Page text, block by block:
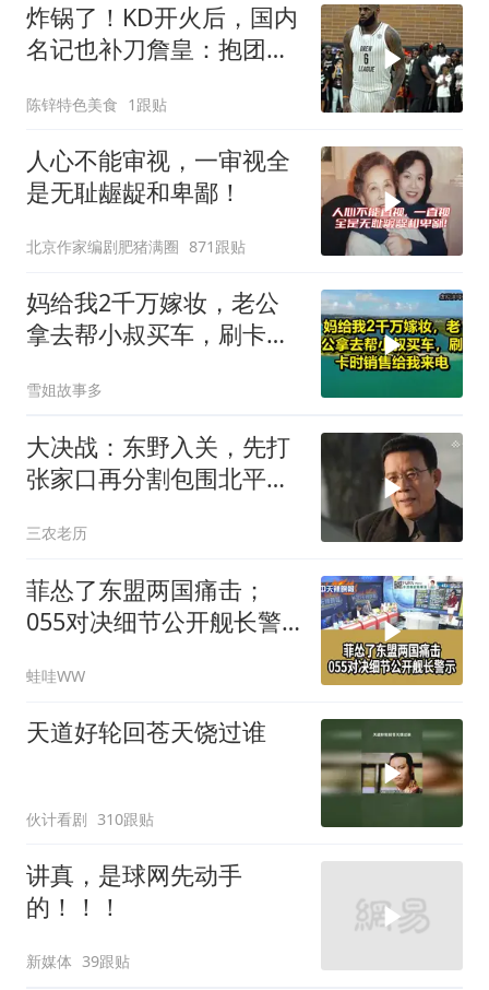
炸锅了！KD开火后，国内
名记也补刀詹皇：抱团无
陈锌特色美食 1跟贴
人心不能审视，一审视全
是无耻龌龊和卑鄙！
北京作家编剧肥猪满圈 871跟贴
妈给我2千万嫁妆，老公
拿去帮小叔买车，刷卡时
雪姐故事多
大决战：东野入关，先打
张家口再分割包围北平，
三农老历
菲怂了东盟两国痛击；
055对决细节公开舰长警
冰｜辣晚报20260805
蛙哇WW
天道好轮回苍天饶过谁
伙计看剧 310跟贴
讲真，是球网先动手
的！！！
新媒体 39跟贴